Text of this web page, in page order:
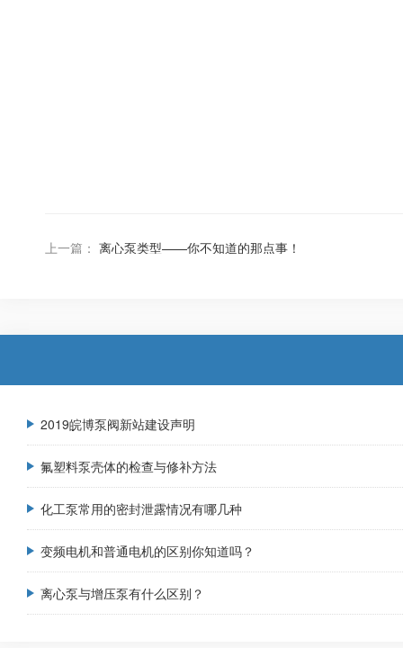
上一篇： 离心泵类型——你不知道的那点事！
2019皖博泵阀新站建设声明
氟塑料泵壳体的检查与修补方法
化工泵常用的密封泄露情况有哪几种
变频电机和普通电机的区别你知道吗？
离心泵与增压泵有什么区别？